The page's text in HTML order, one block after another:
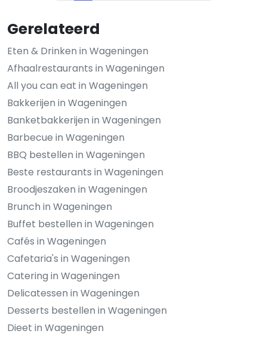
Gerelateerd
Eten & Drinken in Wageningen
Afhaalrestaurants in Wageningen
All you can eat in Wageningen
Bakkerijen in Wageningen
Banketbakkerijen in Wageningen
Barbecue in Wageningen
BBQ bestellen in Wageningen
Beste restaurants in Wageningen
Broodjeszaken in Wageningen
Brunch in Wageningen
Buffet bestellen in Wageningen
Cafés in Wageningen
Cafetaria's in Wageningen
Catering in Wageningen
Delicatessen in Wageningen
Desserts bestellen in Wageningen
Dieet in Wageningen